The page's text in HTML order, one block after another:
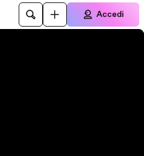
Accedi